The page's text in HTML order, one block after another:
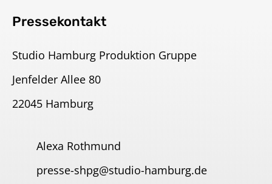
Pressekontakt
Studio Hamburg Produktion Gruppe
Jenfelder Allee 80
22045 Hamburg
Alexa Rothmund
presse-shpg@studio-hamburg.de